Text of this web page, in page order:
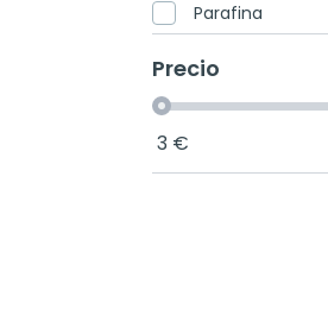
Parafina
Precio
3 €